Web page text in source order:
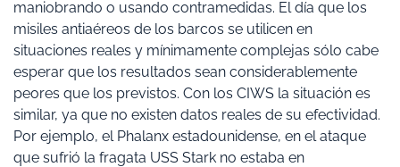
maniobrando o usando contramedidas. El día que los
misiles antiaéreos de los barcos se utilicen en
situaciones reales y mínimamente complejas sólo cabe
esperar que los resultados sean considerablemente
peores que los previstos. Con los CIWS la situación es
similar, ya que no existen datos reales de su efectividad.
Por ejemplo, el Phalanx estadounidense, en el ataque
que sufrió la fragata USS Stark no estaba en